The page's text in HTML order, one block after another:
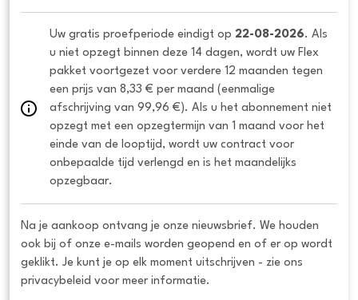
Uw gratis proefperiode eindigt op 22-08-2026. Als
u niet opzegt binnen deze 14 dagen, wordt uw Flex
pakket voortgezet voor verdere 12 maanden tegen
een prijs van 8,33 € per maand (eenmalige
afschrijving van 99,96 €). Als u het abonnement niet
opzegt met een opzegtermijn van 1 maand voor het
einde van de looptijd, wordt uw contract voor
onbepaalde tijd verlengd en is het maandelijks
opzegbaar.
Na je aankoop ontvang je onze nieuwsbrief. We houden
ook bij of onze e-mails worden geopend en of er op wordt
geklikt. Je kunt je op elk moment uitschrijven - zie ons
privacybeleid voor meer informatie.